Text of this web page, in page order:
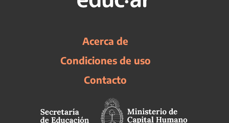
Acerca de
Condiciones de uso
Contacto